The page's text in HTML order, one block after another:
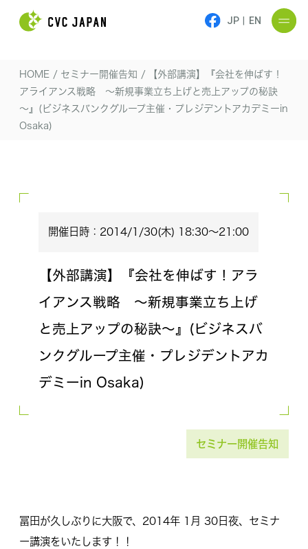
JP EN
HOME / セミナー開催告知 /
【外部講演】『会社を伸ばす！
アライアンス戦略 ～新規事業立ち上げと売上アップの秘訣
～』(ビジネスバンクグループ主催・プレジデントアカデミーin
Osaka)
開催日時：2014/1/30(木) 18:30～21:00
【外部講演】『会社を伸ばす！アラ
イアンス戦略 ～新規事業立ち上げ
と売上アップの秘訣～』(ビジネスバ
ンクグループ主催・プレジデントアカ
デミーin Osaka)
セミナー開催告知
冨田が久しぶりに大阪で、2014年 1月 30日夜、セミナ
ー講演をいたします！！